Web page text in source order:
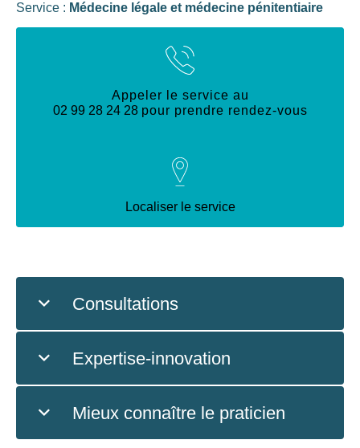
Service : Médecine légale et médecine pénitentiaire
Appeler le service au
02 99 28 24 28 pour prendre rendez-vous
Localiser le service
Consultations
Expertise-innovation
Mieux connaître le praticien